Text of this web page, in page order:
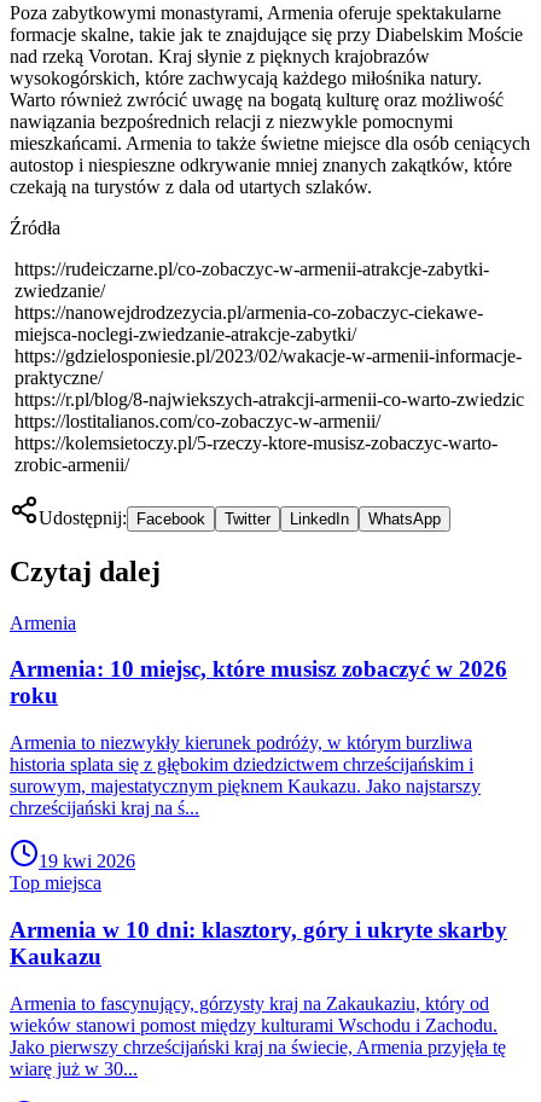
Poza zabytkowymi monastyrami, Armenia oferuje spektakularne
formacje skalne, takie jak te znajdujące się przy Diabelskim Moście
nad rzeką Vorotan. Kraj słynie z pięknych krajobrazów
wysokogórskich, które zachwycają każdego miłośnika natury.
Warto również zwrócić uwagę na bogatą kulturę oraz możliwość
nawiązania bezpośrednich relacji z niezwykle pomocnymi
mieszkańcami. Armenia to także świetne miejsce dla osób ceniących
autostop i niespieszne odkrywanie mniej znanych zakątków, które
czekają na turystów z dala od utartych szlaków.
Źródła
https://rudeiczarne.pl/co-zobaczyc-w-armenii-atrakcje-zabytki-
zwiedzanie/
https://nanowejdrodzezycia.pl/armenia-co-zobaczyc-ciekawe-
miejsca-noclegi-zwiedzanie-atrakcje-zabytki/
https://gdzielosponiesie.pl/2023/02/wakacje-w-armenii-informacje-
praktyczne/
https://r.pl/blog/8-najwiekszych-atrakcji-armenii-co-warto-zwiedzic
https://lostitalianos.com/co-zobaczyc-w-armenii/
https://kolemsietoczy.pl/5-rzeczy-ktore-musisz-zobaczyc-warto-
zrobic-armenii/
Udostępnij: Facebook Twitter LinkedIn WhatsApp
Czytaj dalej
Armenia
Armenia: 10 miejsc, które musisz zobaczyć w 2026
roku
Armenia to niezwykły kierunek podróży, w którym burzliwa
historia splata się z głębokim dziedzictwem chrześcijańskim i
surowym, majestatycznym pięknem Kaukazu. Jako najstarszy
chrześcijański kraj na ś...
19 kwi 2026
Top miejsca
Armenia w 10 dni: klasztory, góry i ukryte skarby
Kaukazu
Armenia to fascynujący, górzysty kraj na Zakaukaziu, który od
wieków stanowi pomost między kulturami Wschodu i Zachodu.
Jako pierwszy chrześcijański kraj na świecie, Armenia przyjęła tę
wiarę już w 30...